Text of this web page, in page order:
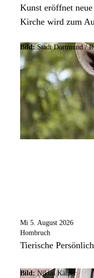
Kunst eröffnet
Kirche wird zum
Bild:Stadt Dortmund /
Mi 5. August 2026
Hombruch
Tierische
Bild: Niklas Kähler